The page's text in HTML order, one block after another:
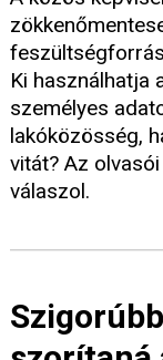
Ki használhatja
személyes
lakóközösség,
vitát? Az
válaszol.